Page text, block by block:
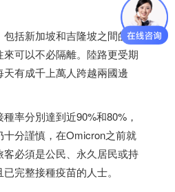
包括新加坡和吉隆坡之間的航
可以不必隔離。陸路更受期
有成千上萬人跨越兩國邊
率分別達到近90%和80%，
分謹慎，在Omicron之前就
必須是公民、永久居民或持
完整接種疫苗的人士。